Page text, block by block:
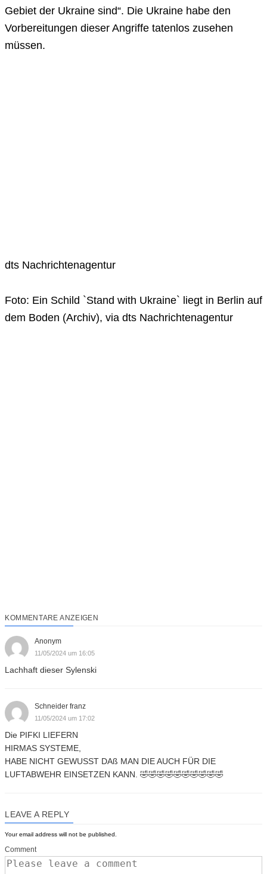
Gebiet der Ukraine sind“. Die Ukraine habe den
Vorbereitungen dieser Angriffe tatenlos zusehen
müssen.
dts Nachrichtenagentur
Foto: Ein Schild `Stand with Ukraine` liegt in Berlin auf
dem Boden (Archiv), via dts Nachrichtenagentur
KOMMENTARE ANZEIGEN
Anonym
11/05/2024 um 16:05
Lachhaft dieser Sylenski
Schneider franz
11/05/2024 um 17:02
Die PIFKI LIEFERN
HIRMAS SYSTEME,
HABE NICHT GEWUSST DAß MAN DIE AUCH FÜR DIE
LUFTABWEHR EINSETZEN KANN. 🤣🤣🤣🤣🤣🤣🤣🤣🤣🤣
LEAVE A REPLY
Your email address will not be published.
Comment